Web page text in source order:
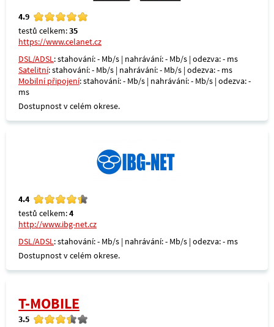
4.9
testů celkem:35
https://www.celanet.cz
DSL/ADSL: stahování: - Mb/s | nahrávání: - Mb/s | odezva: - ms
Satelitní: stahování: - Mb/s | nahrávání: - Mb/s | odezva: - ms
Mobilní připojení: stahování: - Mb/s | nahrávání: - Mb/s | odezva: -
ms
Dostupnost v celém okrese.
4.4
testů celkem:4
http://www.ibg-net.cz
DSL/ADSL: stahování: - Mb/s | nahrávání: - Mb/s | odezva: - ms
Dostupnost v celém okrese.
T-MOBILE
3.5